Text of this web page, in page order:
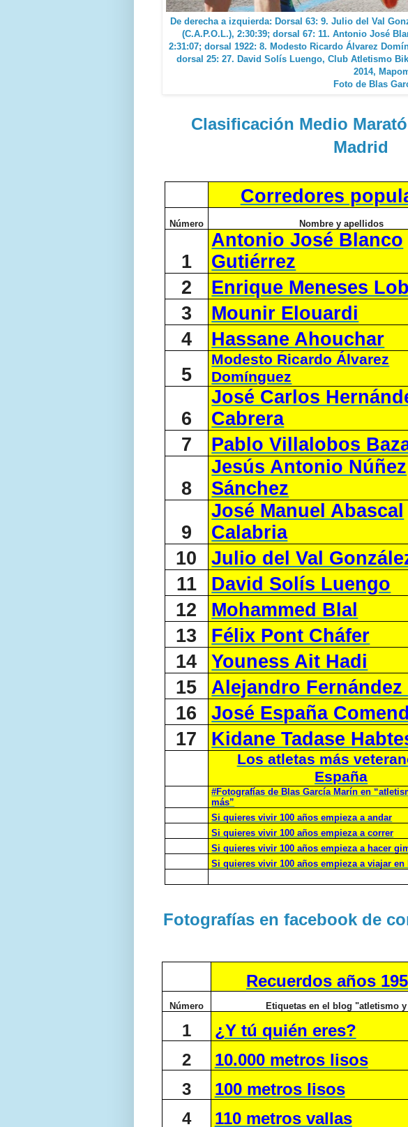
De derecha a izquierda: Dorsal 63: 9. Julio del Val
(C.A.P.O.L.), 2:30:39; dorsal 67: 11. Antonio José
2:31:07; dorsal 1922: 8. Modesto Ricardo Álvarez
dorsal 25: 27. David Solís Luengo, Club Atletismo
2014,
Foto de Blas
Clasificación Medio
Madrid
Corredores
Número Nombre y apellidos
1
Antonio José Blanco
Gutiérrez
2 Enrique Meneses
3 Mounir Elouardi
4 Hassane Ahouchar
5
Modesto Ricardo Álvarez
Domínguez
6
José Carlos
Cabrera
7 Pablo Villalobos
8
Jesús Antonio Núñez
Sánchez
9
José Manuel Abascal
Calabria
10 Julio del Val
11 David Solís Luengo
12 Mohammed Blal
13 Félix Pont Cháfer
14 Youness Ait Hadi
15 Alejandro Fernández
16 José España
17 Kidane Tadase
Los atletas más
España
#Fotografías de Blas García Marín en
más”
Si quieres vivir 100 años empieza a andar
Si quieres vivir 100 años empieza a correr
Si quieres vivir 100 años empieza a hacer
Si quieres vivir 100 años empieza a viajar en
Fotografías en facebook de
Recuerdos años
Número Etiquetas en el blog "atletismo
1
¿Y tú quién eres?
2
10.000 metros lisos
3
100 metros lisos
4
110 metros vallas